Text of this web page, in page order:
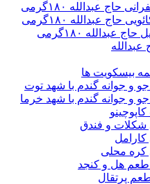
حاج عبدالله ۱۸۰گرمی
حاج عبدالله ۱۸۰گرمی
عبدالله ۱۸۰گرمی
بیسکویت ها
و جوانه گندم با شهد توت
و جوانه گندم با شهد خرما
و فندق
محلی
طعم هل و کنجد
پرتقال